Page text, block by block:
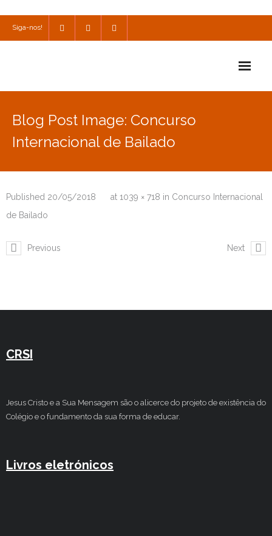
Siga-nos!
Escola
Consulta
Blog Post Image: Concurso
Internacional de Bailado
Published 20/05/2018 at 1039 × 718 in Concurso Internacional
de Bailado
Previous Next
CRSI
Jesus Cristo e a Sua Mensagem são o alicerce do projeto de existência do
Colégio e o fundamento da sua forma de educar.
Livros eletrónicos